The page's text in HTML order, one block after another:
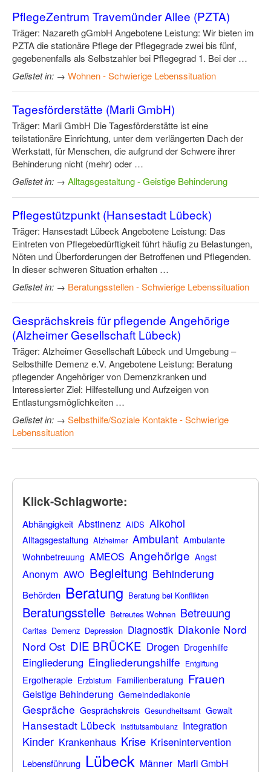
PflegeZentrum Travemünder Allee (PZTA)
Träger: Nazareth gGmbH Angebotene Leistung: Wir bieten im
PZTA die stationäre Pflege der Pflegegrade zwei bis fünf,
gegebenenfalls als Selbstzahler bei Pflegegrad 1. Bei der …
Gelistet in: → Wohnen - Schwierige Lebenssituation
Tagesförderstätte (Marli GmbH)
Träger: Marli GmbH Die Tagesförderstätte ist eine
teilstationäre Einrichtung, unter dem verlängerten Dach der
Werkstatt, für Menschen, die aufgrund der Schwere ihrer
Behinderung nicht (mehr) oder …
Gelistet in: → Alltagsgestaltung - Geistige Behinderung
Pflegestützpunkt (Hansestadt Lübeck)
Träger: Hansestadt Lübeck Angebotene Leistung: Das
Eintreten von Pflegebedürftigkeit führt häufig zu Belastungen,
Nöten und Überforderungen der Betroffenen und Pflegenden.
In dieser schweren Situation erhalten …
Gelistet in: → Beratungsstellen - Schwierige Lebenssituation
Gesprächskreis für pflegende Angehörige
(Alzheimer Gesellschaft Lübeck)
Träger: Alzheimer Gesellschaft Lübeck und Umgebung –
Selbsthilfe Demenz e.V. Angebotene Leistung: Beratung
pflegender Angehöriger von Demenzkranken und
Interessierter Ziel: Hilfestellung und Aufzeigen von
Entlastungsmöglichkeiten …
Gelistet in: → Selbsthilfe/Soziale Kontakte - Schwierige
Lebenssituation
Klick-Schlagworte:
Abhängigkeit Abstinenz AIDS Alkohol
Alltagsgestaltung Alzheimer Ambulant Ambulante
Wohnbetreuung AMEOS Angehörige Angst
Anonym AWO Begleitung Behinderung
Behörden Beratung Beratung bei Konflikten
Beratungsstelle Betreutes Wohnen Betreuung
Caritas Demenz Depression Diagnostik Diakonie Nord
Nord Ost DIE BRÜCKE Drogen Drogenhilfe
Eingliederung Eingliederungshilfe Entgiftung
Ergotherapie Erzbistum Familienberatung Frauen
Geistige Behinderung Gemeindediakonie
Gespräche Gesprächskreis Gesundheitsamt Gewalt
Hansestadt Lübeck Institutsambulanz Integration
Kinder Krankenhaus Krise Krisenintervention
Lebensführung Lübeck Männer Marli GmbH